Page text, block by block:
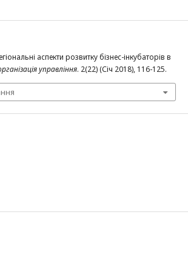
аспекти розвитку бізнес-інкубаторів в
управління. 2(22) (Січ 2018), 116-125.